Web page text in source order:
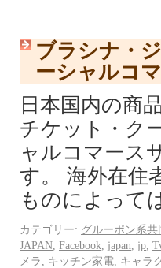
ブラシナ・
ーシャルコ
日本国内の商
チケット・ク
ャルコマース
す。 海外在住
ものによって
カテゴリー: グルーポン系共
JAPAN Facebook japan jp
メラ
キッチン家電 キャラ